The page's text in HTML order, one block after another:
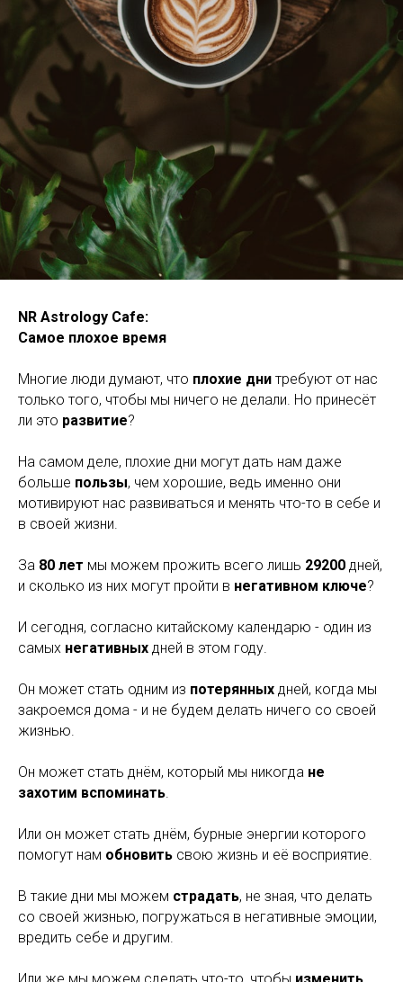
NR Astrology Cafe:
Самое плохое время
Многие люди думают, что плохие дни требуют от нас
только того, чтобы мы ничего не делали. Но принесёт
ли это развитие?
На самом деле, плохие дни могут дать нам даже
больше пользы, чем хорошие, ведь именно они
мотивируют нас развиваться и менять что-то в себе и
в своей жизни.
За 80 лет мы можем прожить всего лишь 29200 дней,
и сколько из них могут пройти в негативном ключе?
И сегодня, согласно китайскому календарю - один из
самых негативных дней в этом году.
Он может стать одним из потерянных дней, когда мы
закроемся дома - и не будем делать ничего со своей
жизнью.
Он может стать днём, который мы никогда не
захотим вспоминать.
Или он может стать днём, бурные энергии которого
помогут нам обновить свою жизнь и её восприятие.
В такие дни мы можем страдать, не зная, что делать
со своей жизнью, погружаться в негативные эмоции,
вредить себе и другим.